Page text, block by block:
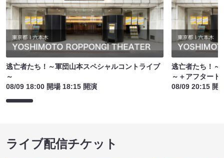
逃亡者たち！～軍団山本スペシャルコントライブ
～
08/09 18:00 開場 18:15 開演
逃亡者たち！～
～＋アフタート
08/09 20:15 開
ライブ配信チケット